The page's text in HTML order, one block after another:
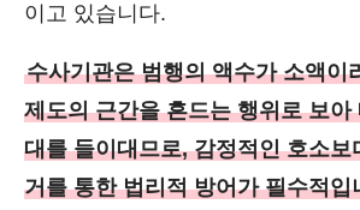
이고 있습니다.
수사기관은 범행의 액수가 소액이
제도의 근간을 흔드는 행위로 보아
대를 들이대므로, 감정적인 호소보
거를 통한 법리적 방어가 필수적입